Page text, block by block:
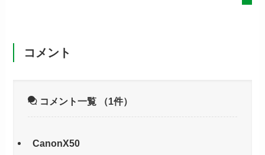
コメント
コメント一覧 （1件）
CanonX50